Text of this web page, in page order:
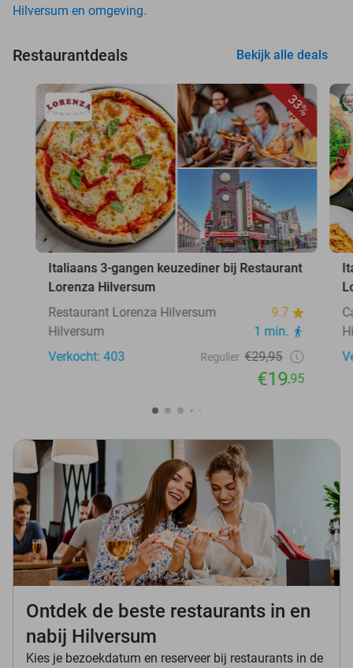
Hilversum en omgeving.
Restaurantdeals Bekijk alle deals
33%
Italiaans 3-gangen keuzediner bij Restaurant
Lorenza Hilversum
Restaurant Lorenza Hilversum
9.7
Hilversum
1 min.
Verkocht: 403
Regulier €29,95
€19,95
Ontdek de beste restaurants in en
nabij Hilversum
Kies je bezoekdatum en reserveer bij restaurants in de